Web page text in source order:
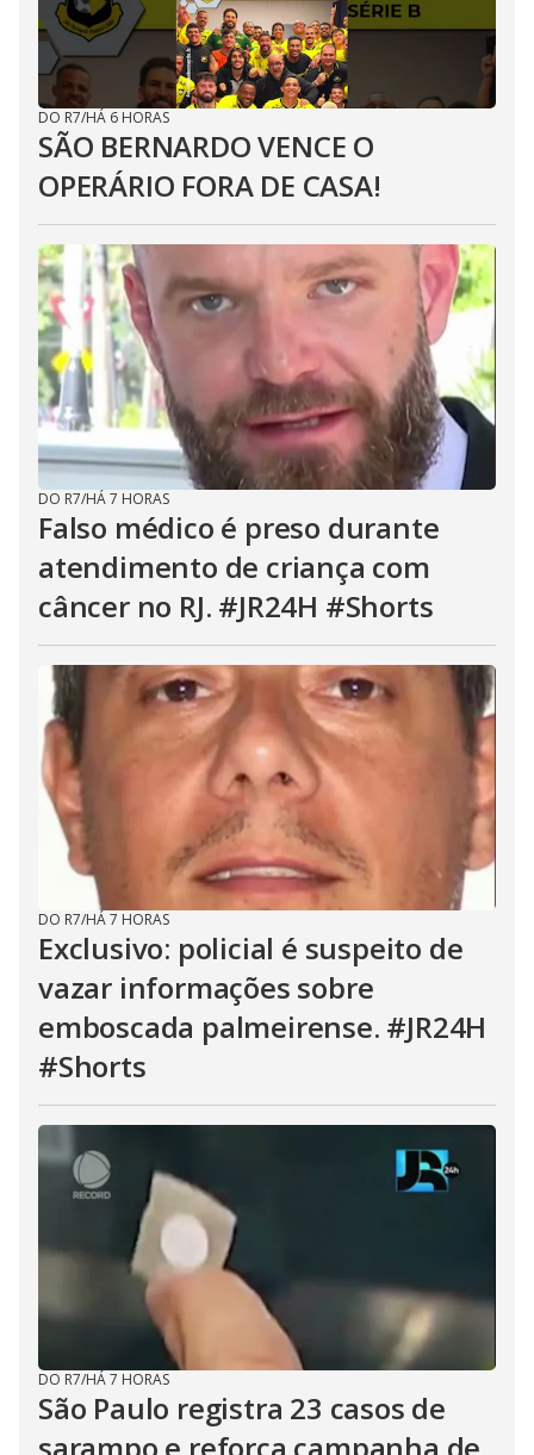
DO R7/HÁ 6 HORAS
SÃO BERNARDO VENCE O
OPERÁRIO FORA DE CASA!
DO R7/HÁ 7 HORAS
Falso médico é preso durante
atendimento de criança com
câncer no RJ. #JR24H #Shorts
DO R7/HÁ 7 HORAS
Exclusivo: policial é suspeito de
vazar informações sobre
emboscada palmeirense. #JR24H
#Shorts
DO R7/HÁ 7 HORAS
São Paulo registra 23 casos de